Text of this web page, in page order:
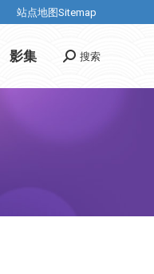
站点地图Sitemap
影集 Search:
搜索
站点地图Sitemap
影集 Search:
搜索